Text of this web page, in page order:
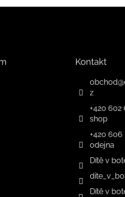
Kontakt
obchod@
z
+420 602
shop
+420 606
odejna
Dítě v
Dítě v